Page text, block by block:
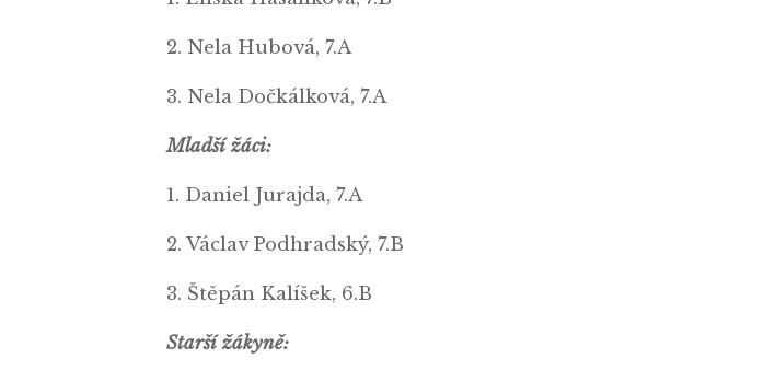
2. Nela Hubová, 7.A
3. Nela Dočkálková, 7.A
Mladší žáci:
1. Daniel Jurajda, 7.A
2. Václav Podhradský, 7.B
3. Štěpán Kalíšek, 6.B
Starší žákyně: